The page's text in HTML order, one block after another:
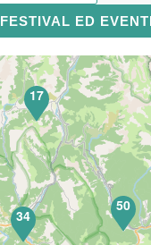
FESTIVAL ED
34
50
17
71